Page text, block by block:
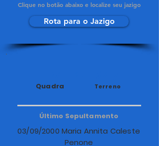
Clique no botão abaixo e localize seu jazigo
Rota para o Jazigo
Quadra Terreno
Último Sepultamento
03/09/2000 Maria Annita Caleste
Penone